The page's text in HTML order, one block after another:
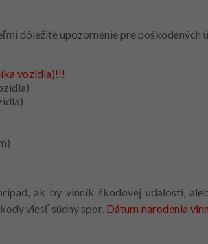
dôležité upozornenie pre poškodených
vozidla)!!!
ak by vinník škodovej udalosti,
viesť súdny spor. Dátum narodenia